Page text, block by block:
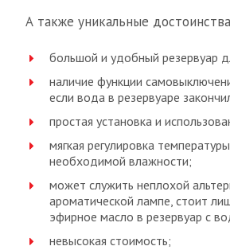
А также уникальные
большой и удобный резервуар
наличие функции
если вода в резервуаре
простая установка и
мягкая регулировка
необходимой влажности;
может служить неплохой
ароматической лампе, стоит
эфирное масло в резервуар с
невысокая стоимость;